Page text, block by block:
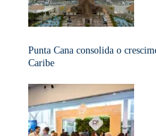
Punta Cana consolida o
Caribe